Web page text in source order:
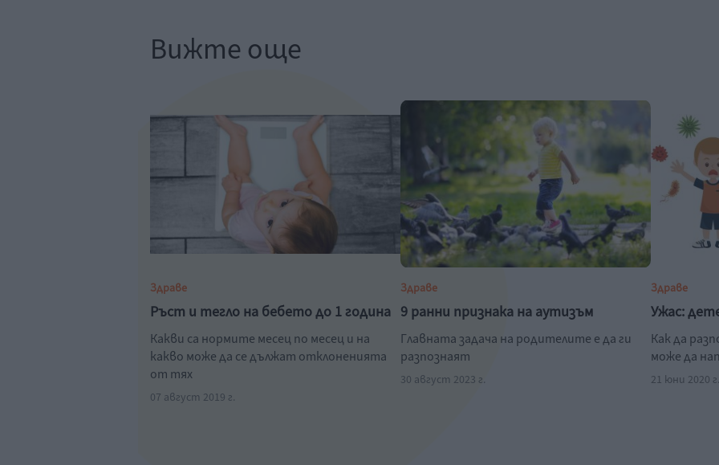
Вижте още
Здраве
Ръст и тегло на бебето до 1 година
Какви са нормите месец по месец и на
какво може да се дължат отклоненията
от тях
07 август 2019 г.
Здраве
9 ранни признака на аутизъм
Главната задача на родителите е да ги
разпознаят
30 август 2023 г.
Здраве
Ужас:
Как да
може да
21 юни 2020 г.